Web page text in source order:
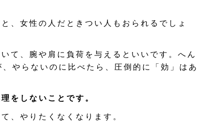
、女性の人だときつい人もおられるでしょ
て、腕や肩に負荷を与えるといいです。へん
やらないのに比べたら、圧倒的に「効」はあ
をしないことです。
、やりたくなくなります。